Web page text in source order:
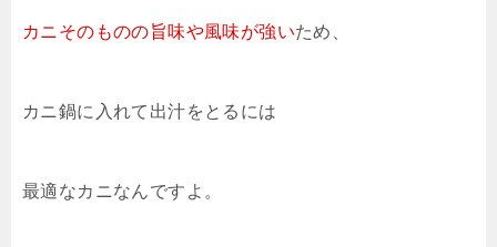
カニそのものの旨味や風味が強いため、
カニ鍋に入れて出汁をとるには
最適なカニなんですよ。